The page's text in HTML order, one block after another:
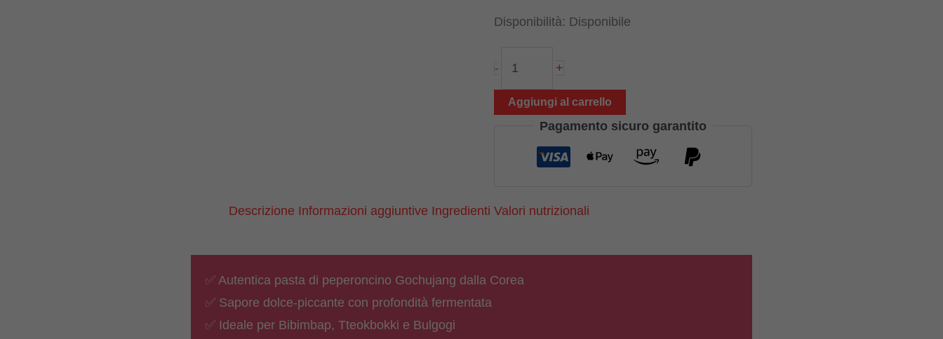
Disponibilità: Disponibile
-
g,
peperoncino
(proveniente
Corea)
quantità
+
Aggiungi al carrello
Pagamento sicuro garantito
Descrizione Informazioni aggiuntive Ingredienti Valori nutrizionali
✅ Autentica pasta di peperoncino Gochujang dalla Corea
✅ Sapore dolce-piccante con profondità fermentata
✅ Ideale per Bibimbap, Tteokbokki e Bulgogi